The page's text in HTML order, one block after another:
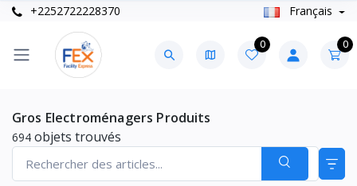
+2252722228370 Français
0 0
Gros Electroménagers Produits
694 objets trouvés